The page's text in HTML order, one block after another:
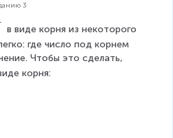
3
в виде корня из некоторого
где число под корнем
Чтобы это сделать,
корня: